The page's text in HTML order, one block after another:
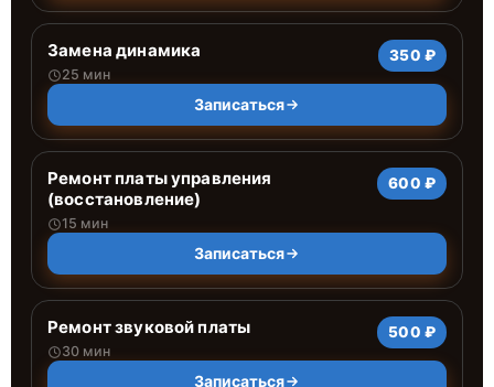
Замена динамика
25 мин
350 ₽
Записаться
Ремонт платы управления
(восстановление)
15 мин
600 ₽
Записаться
Ремонт звуковой платы
30 мин
500 ₽
Записаться